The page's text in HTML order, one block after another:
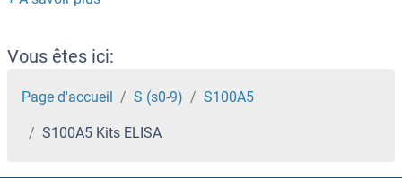
S100A11 Kits ELISA
S100A1 Kits ELISA
S100 Protein Kits ELISA
S100 Calcium Binding Protein A7A Kits ELISA
Vous êtes ici:
Page d'accueil S (s0-9) S100A5
S100A5 Kits ELISA